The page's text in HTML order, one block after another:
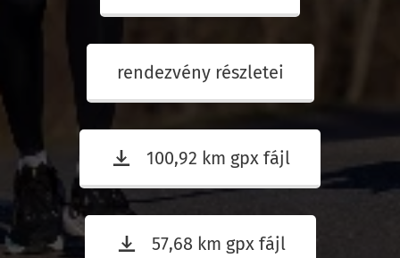
rendezvény részletei
100,92 km gpx fájl
57,68 km gpx fájl